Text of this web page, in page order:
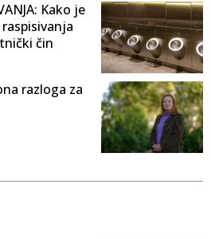
Kako je
čin
razloga za